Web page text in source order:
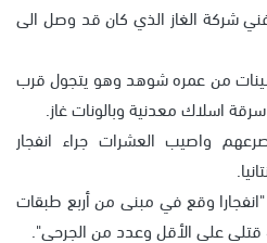
شركة الغاز الذي كان قد وصل الى
من عمره شوهد وهو يتجول قرب
اسلاك معدنية وبالونات غاز.
اشخاص مصرعهم واصيب العشرات جراء انفجار
وقع في مبنى من أربع طبقات